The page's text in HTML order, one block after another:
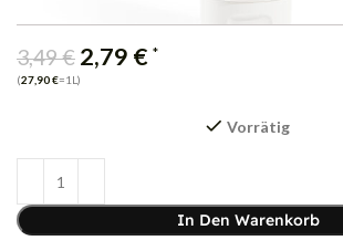
3,49€ 2,79 € *
(27,90€=1L)
Vorrätig
In Den Warenkorb